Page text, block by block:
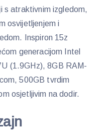
s atraktivnim izgledom,
osvijetljenjem i
Inspiron 15z
generacijom Intel
(1.9GHz), 8GB RAM-
500GB tvrdim
osjetljivim na dodir.